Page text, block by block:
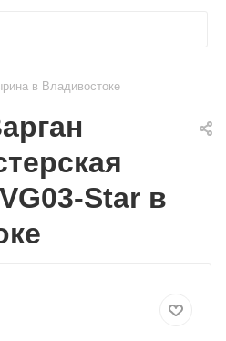
в Владивостоке
Star в